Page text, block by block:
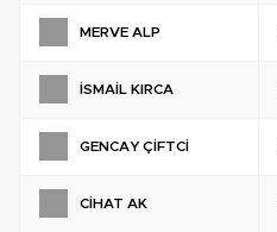
MERVE ALP
İSMAİL KIRCA
GENCAY ÇİFTCİ
CİHAT AK